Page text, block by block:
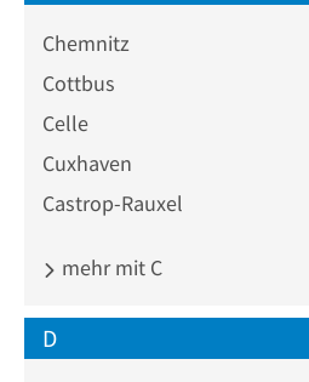
Chemnitz
Cottbus
Celle
Cuxhaven
Castrop-Rauxel
mehr mit C
D